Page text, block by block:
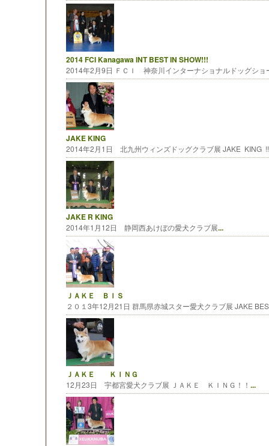
2014 FCI Kanagawa INT BEST IN SHOW!!!
2014年2月9日 ＦＣＩ 神奈川インターナショナルドッグシ
JAKE KING
2014年2月1日 北九州ウィンズドッグクラブ展 JAKE KING
JAKE R KING
2014年1月12日 静岡西あけぼの愛犬クラブ展...
ＪＡＫＥ ＢＩＳ
２０１3年12月21日 群馬県赤城スター愛犬クラブ展 JAKE
ＪＡＫＥ ＫＩＮＧ
12月23日 宇都宮愛犬クラブ展 ＪＡＫＥ ＫＩＮＧ！！ ...